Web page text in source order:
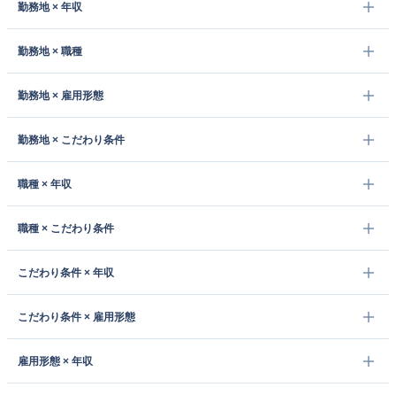
勤務地 × 年収
勤務地 × 職種
勤務地 × 雇用形態
勤務地 × こだわり条件
職種 × 年収
職種 × こだわり条件
こだわり条件 × 年収
こだわり条件 × 雇用形態
雇用形態 × 年収